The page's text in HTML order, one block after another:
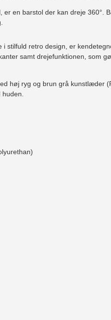
en barstol der kan dreje
stilfuld retro design, er
samt drejefunktionen, som
høj ryg og brun grå kunstlæder